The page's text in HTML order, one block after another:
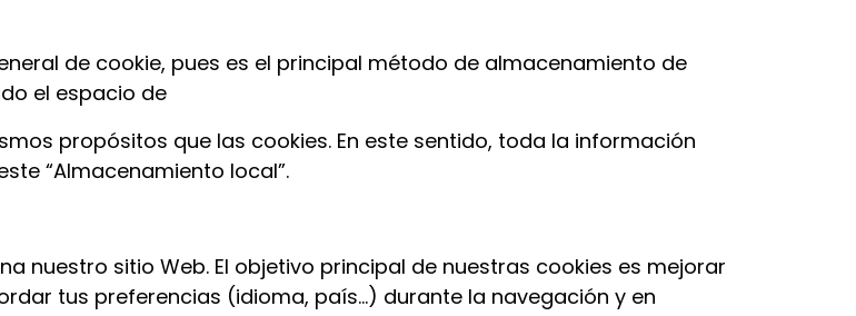
de cookie, pues es el principal método de almacenamiento de
el espacio de
propósitos que las cookies. En este sentido, toda la información
“Almacenamiento local”.
nuestro sitio Web. El objetivo principal de nuestras cookies es mejorar
tus preferencias (idioma, país…) durante la navegación y en